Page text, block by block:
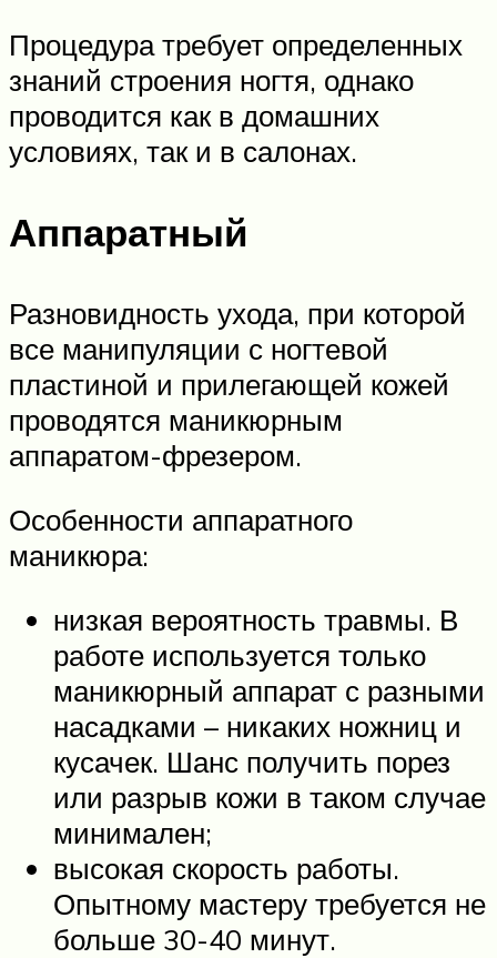
Процедура требует определенных
знаний строения ногтя, однако
проводится как в домашних
условиях, так и в салонах.
Аппаратный
Разновидность ухода, при которой
все манипуляции с ногтевой
пластиной и прилегающей кожей
проводятся маникюрным
аппаратом-фрезером.
Особенности аппаратного
маникюра:
низкая вероятность травмы. В
работе используется только
маникюрный аппарат с разными
насадками – никаких ножниц и
кусачек. Шанс получить порез
или разрыв кожи в таком случае
минимален;
высокая скорость работы.
Опытному мастеру требуется не
больше 30-40 минут.